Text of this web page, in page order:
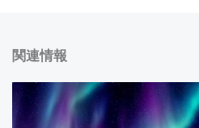
関連情報